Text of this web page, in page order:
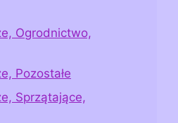
Ogrodnictwo,
Pozostałe
Sprzątające,